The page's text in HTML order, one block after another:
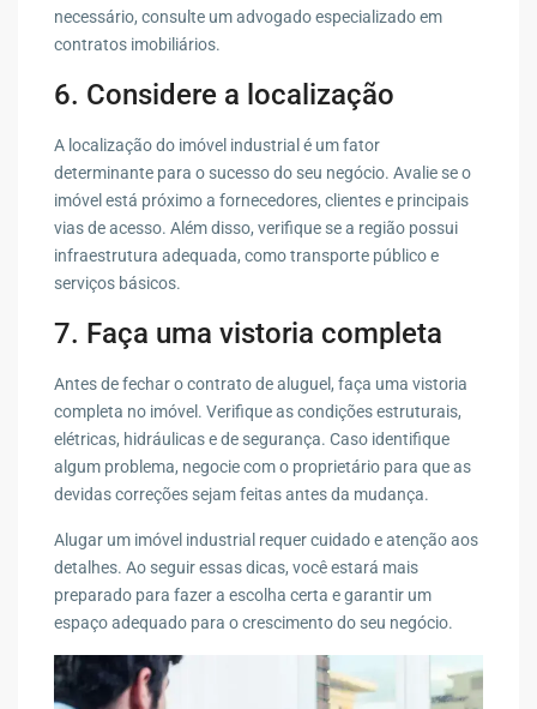
necessário, consulte um advogado especializado em
contratos imobiliários.
6. Considere a localização
A localização do imóvel industrial é um fator
determinante para o sucesso do seu negócio. Avalie se o
imóvel está próximo a fornecedores, clientes e principais
vias de acesso. Além disso, verifique se a região possui
infraestrutura adequada, como transporte público e
serviços básicos.
7. Faça uma vistoria completa
Antes de fechar o contrato de aluguel, faça uma vistoria
completa no imóvel. Verifique as condições estruturais,
elétricas, hidráulicas e de segurança. Caso identifique
algum problema, negocie com o proprietário para que as
devidas correções sejam feitas antes da mudança.
Alugar um imóvel industrial requer cuidado e atenção aos
detalhes. Ao seguir essas dicas, você estará mais
preparado para fazer a escolha certa e garantir um
espaço adequado para o crescimento do seu negócio.